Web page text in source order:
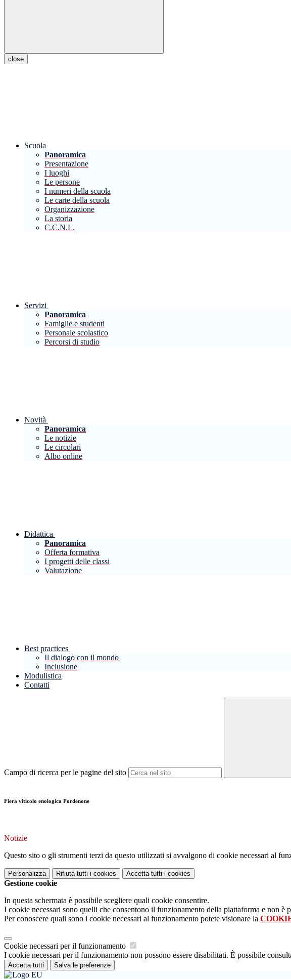
close
Scuola
Panoramica
Presentazione
I luoghi
Le persone
I numeri della scuola
Le carte della scuola
Organizzazione
La storia
C.C.N.L.
Servizi
Panoramica
Famiglie e studenti
Personale scolastico
Percorsi di studio
Novità
Panoramica
Le notizie
Le circolari
Albo online
Didattica
Panoramica
Offerta formativa
I progetti delle classi
Valutazione
Best practices
Il dialogo con il mondo
Inclusione
Modulistica
Contatti
Campo di ricerca per le pagine del sito
Fiera viticolo enologica Pordenone
Notizie
Questo sito o gli strumenti terzi da questo utilizzati si avvalgono di cookie necessari al
Personalizza Rifiuta tutti i cookies Accetta tutti i cookies
Gestione cookie
In questa schermata è possibile scegliere quali cookie consentire.
I cookie necessari sono quelli che consentono il funzionamento della piattaforma e non è
Per conoscere quali sono i cookie necessari al funzionamento potete visionare la
Cookie necessari per il funzionamento
I cookie necessari per il funzionamento non possono essere disabilitati. È possibile
Accetta tutti Salva le preferenze